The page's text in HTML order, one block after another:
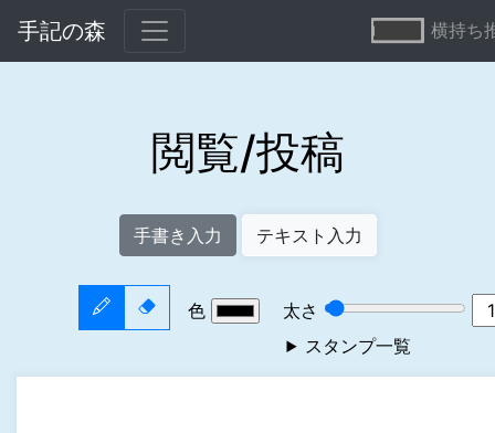
手記の森 横持ち
閲覧/投稿
手書き入力 テキスト入力
色
太さ
スタンプ一覧